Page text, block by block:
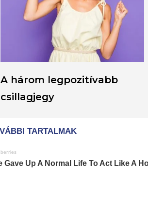
A három legpozitívabb
csillagjegy